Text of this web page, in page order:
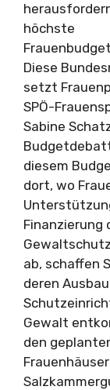
höchste
Diese
setzt
SPÖ-
Sabine
diesem
dort, wo
Finanzierung
ab, schaffen
deren
Gewalt
den